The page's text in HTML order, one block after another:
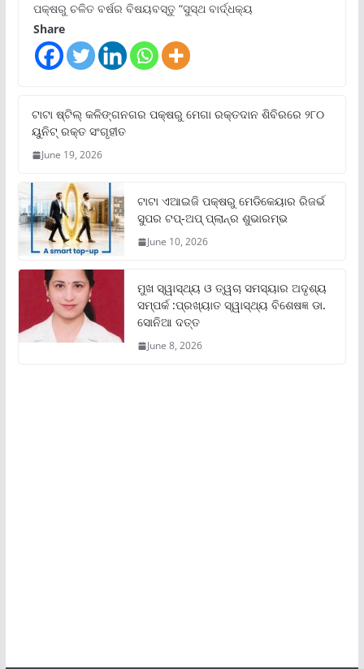
ପକ୍ଷରୁ ଚଳିତ ବର୍ଷର ବିଷୟବସ୍ତୁ “ସୁସ୍ଥ ବାର୍ଦ୍ଧକ୍ୟ
Share
ଟାଟା ଷ୍ଟିଲ୍‌ କଳିଙ୍ଗନଗର ପକ୍ଷରୁ ମେଗା ରକ୍ତଦାନ ଶିବିରରେ ୨୮୦
ୟୁନିଟ୍‌ ରକ୍ତ ସଂଗୃହୀତ
June 19, 2026
ଟାଟା ଏଆଇଜି ପକ୍ଷରୁ ମେଡିକେୟାର ରିଜର୍ଭ
ସୁପର ଟପ୍‌-ଅପ୍ ପ୍ଲାନ୍‌ର ଶୁଭାରମ୍ଭ
June 10, 2026
ମୁଖ ସ୍ୱାସ୍ଥ୍ୟ ଓ ତ୍ୱଚା ସମସ୍ୟାର ଅଦୃଶ୍ୟ
ସମ୍ପର୍କ :ପ୍ରଖ୍ୟାତ ସ୍ୱାସ୍ଥ୍ୟ ବିଶେଷଜ୍ଞ ଡା.
ସୋନିଆ ଦତ୍ତ
June 8, 2026